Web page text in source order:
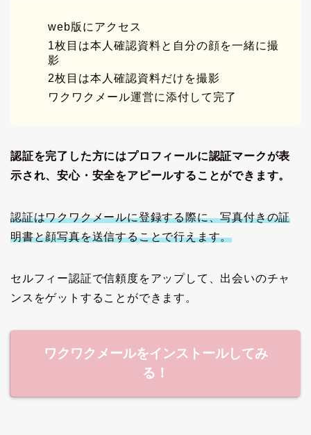
web版にアクセス
1枚目は本人確認資料と自分の顔を一緒に撮
影
2枚目は本人確認資料だけを撮影
ワクワクメール運営に添付して完了
認証を完了した方にはプロフィールに認証マークが表
示され、安心・安全をアピールすることができます。
認証はワクワクメールに登録する際に、写真付きの証
明書と顔写真を送信することで行えます。
セルフィー認証で信頼度をアップして、出会いのチャ
ンスをゲットすることができます。
ワクワクメールをインストールしてみ
る！